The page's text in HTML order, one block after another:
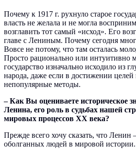
Почему к 1917 г. рухнуло старое
власть не желала и не могла
возглавить тот самый «исход». Его
главе с Лениным. Почему сегодня
Вовсе не потому, что там осталась
Просто рационально или интуитивно
государство изначально исходило из
народа, даже если в достижении целей
непопулярные методы.
– Как Вы оцениваете историческое
Ленина, его роль в судьбах нашей
мировых процессов ХХ века?
Прежде всего хочу сказать, что Ленин
оболганных людей в мировой